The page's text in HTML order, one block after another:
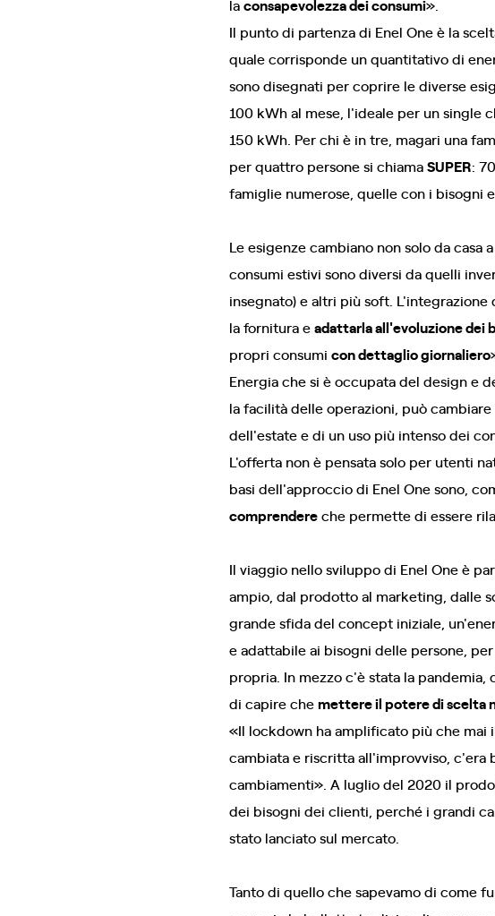
laconsapevolezza dei consumi».
Il punto di partenza di Enel One è la
quale corrisponde un quantitativo di
sono disegnati per coprire le diverse
100 kWh al mese, l'ideale per un single
150 kWh. Per chi è in tre, magari una
per quattro persone si chiamaSUPER:
famiglie numerose, quelle con i bisogni
Le esigenze cambiano non solo da casa
consumi estivi sono diversi da quelli
insegnato) e altri più soft.
la fornitura eadattarla all'evoluzione dei
propri consumi con dettaglio giornaliero
Energia che si è occupata del design e
la facilità delle operazioni, può
dell'estate e di un uso più intenso dei
L'offerta non è pensata solo per utenti
basi dell'approccio di Enel One sono,
comprendereche permette di essere
Il viaggio nello sviluppo di Enel One è
ampio, dal prodotto al marketing, dalle
grande sfida del concept iniziale,
e adattabile ai bisogni delle persone,
propria. In mezzo c'è stata la pandemia,
di capire chemettere il potere di scelta
«Il lockdown ha amplificato più che mai
cambiata e riscritta all'improvviso, c'era
cambiamenti». A luglio del 2020 il
dei bisogni dei clienti, perché i grandi
stato lanciato sul mercato.
Tanto di quello che sapevamo di come